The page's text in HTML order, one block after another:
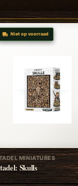
Niet op voorraad
MINIATURES
Skulls